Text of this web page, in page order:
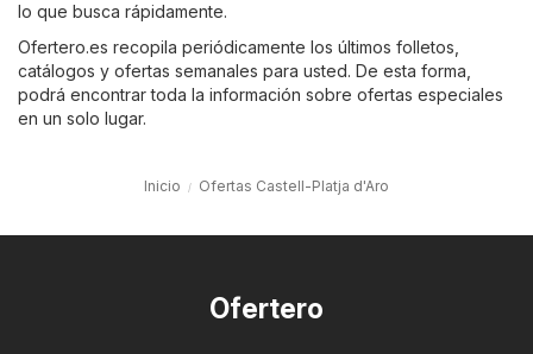
lo que busca rápidamente.
Ofertero.es recopila periódicamente los últimos folletos,
catálogos y ofertas semanales para usted. De esta forma,
podrá encontrar toda la información sobre ofertas especiales
en un solo lugar.
Inicio Ofertas Castell-Platja d'Aro
Ofertero